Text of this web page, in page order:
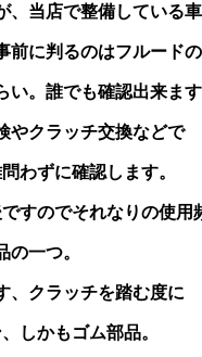
、当店で整備している
前に判るのはフルード
。誰でも確認出来ます
やクラッチ交換などで
わずに確認します。
すのでそれなりの使用
の一つ。
、クラッチを踏む度に
しかもゴム部品。